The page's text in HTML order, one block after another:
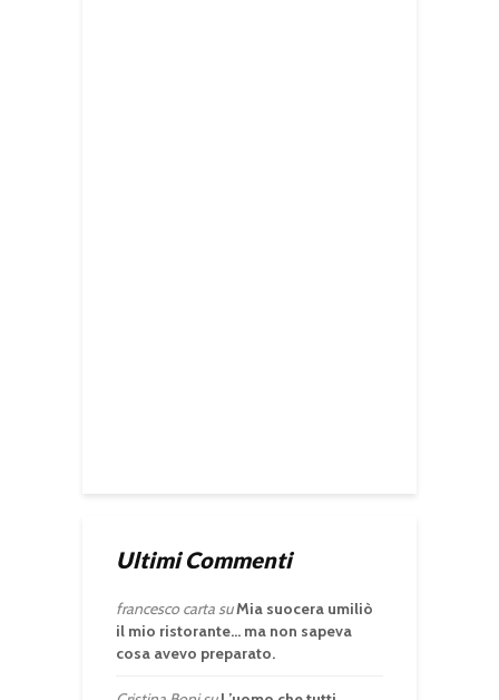
Ultimi Commenti
francesco cartasuMia suocera umiliò
il mio ristorante… ma non sapeva
cosa avevo preparato.